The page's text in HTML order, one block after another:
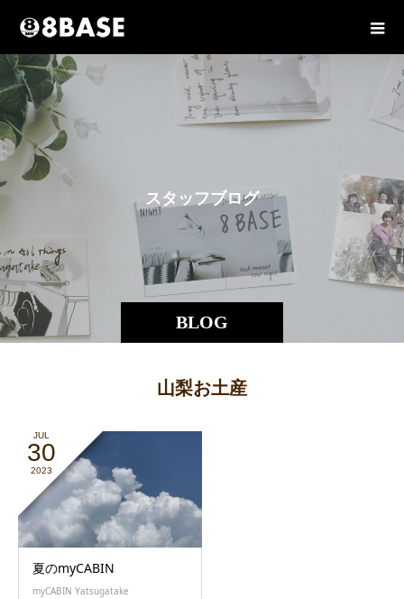
BLOG
ス タ ッ フブログ
山梨お土産
JUL
30
2023
夏のmyCABIN
myCABIN Yatsugatake